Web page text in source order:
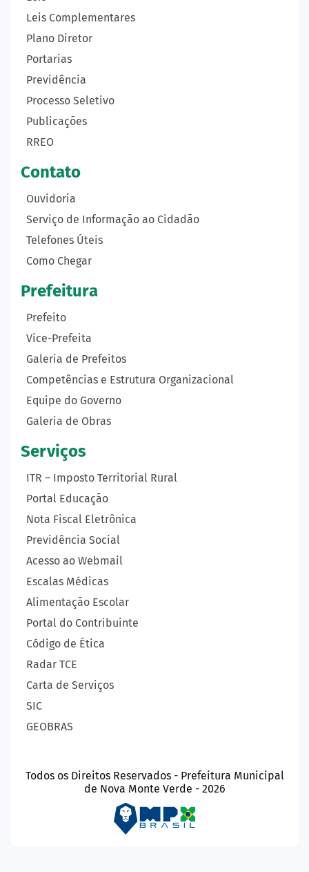
Leis Complementares
Plano Diretor
Portarias
Previdência
Processo Seletivo
Publicações
RREO
Contato
Ouvidoria
Serviço de Informação ao Cidadão
Telefones Úteis
Como Chegar
Prefeitura
Prefeito
Vice-Prefeita
Galeria de Prefeitos
Competências e Estrutura Organizacional
Equipe do Governo
Galeria de Obras
Serviços
ITR – Imposto Territorial Rural
Portal Educação
Nota Fiscal Eletrônica
Previdência Social
Acesso ao Webmail
Escalas Médicas
Alimentação Escolar
Portal do Contribuinte
Código de Ética
Radar TCE
Carta de Serviços
SIC
GEOBRAS
Todos os Direitos Reservados - Prefeitura Municipal
de Nova Monte Verde - 2026